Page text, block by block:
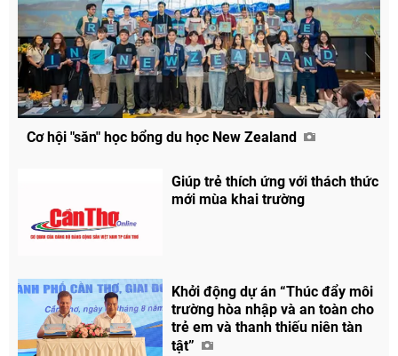
Cơ hội "săn" học bổng du học New Zealand
Giúp trẻ thích ứng với thách thức
mới mùa khai trường
Khởi động dự án “Thúc đẩy môi
trường hòa nhập và an toàn cho
trẻ em và thanh thiếu niên tàn
tật”